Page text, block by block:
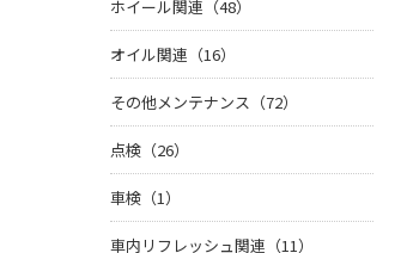
ホイール関連（48）
オイル関連（16）
その他メンテナンス（72）
点検（26）
車検（1）
車内リフレッシュ関連（11）